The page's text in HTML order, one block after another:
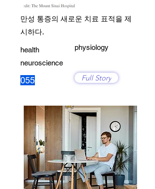
만성 통증의 새로운 치료 표적을 제
시하다.
health
neuroscience
055
physiology
Full Story